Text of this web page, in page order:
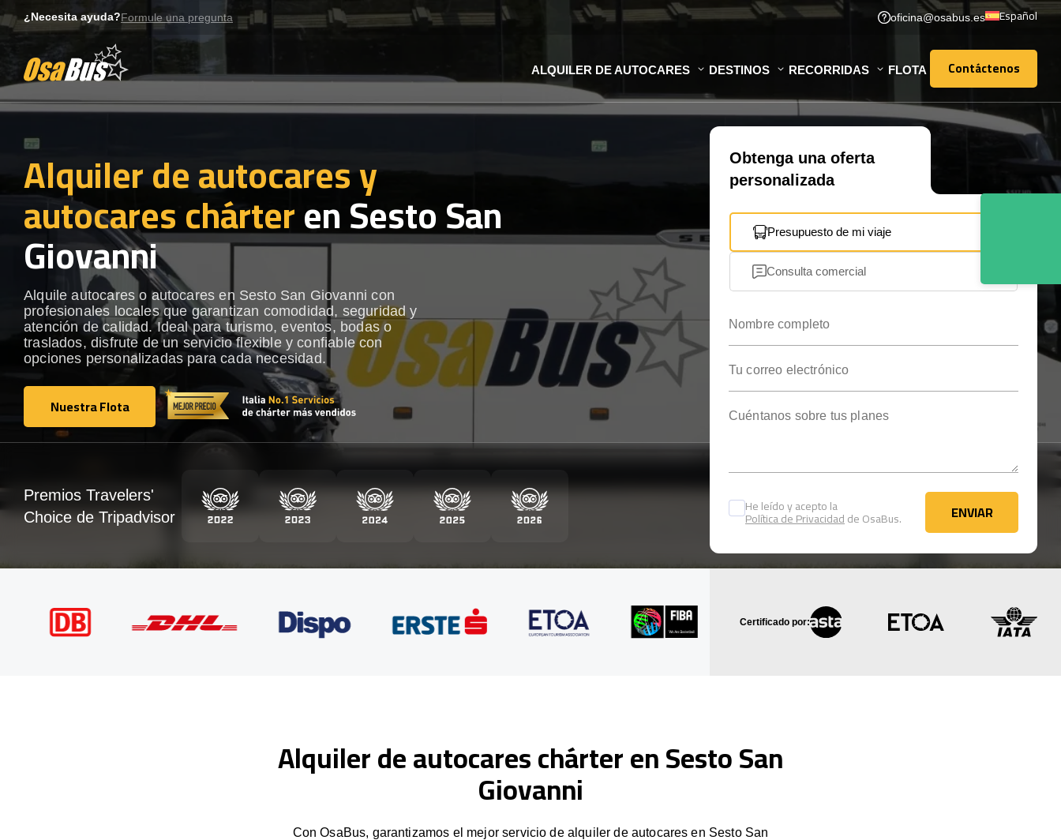
to
¿Necesita ayuda?Formule una pregunta oficina@osabus.es Español
ALQUILER DE AUTOCARES DESTINOS RECORRIDAS FLOTA Contáctenos
Contáctenos
Alquiler de autocares y
autocares chárteren Sesto San
Giovanni
Alquile autocares o autocares en Sesto San Giovanni con
profesionales locales que garantizan comodidad, seguridad y
atención de calidad. Ideal para turismo, eventos, bodas o
traslados, disfrute de un servicio flexible y confiable con
opciones personalizadas para cada necesidad.
Nuestra Flota
Nuestra Flota
Obtenga una oferta
personalizada
Presupuesto de mi viaje
Consulta comercial
He leído y acepto la
Política de Privacidadde OsaBus. ENVIAR
ENVIAR
Premios Travelers'
Choice de Tripadvisor
Certificado por:
Alquiler de autocares chárter en Sesto San
Giovanni
Con OsaBus, garantizamos el mejor servicio de alquiler de autocares en Sesto San